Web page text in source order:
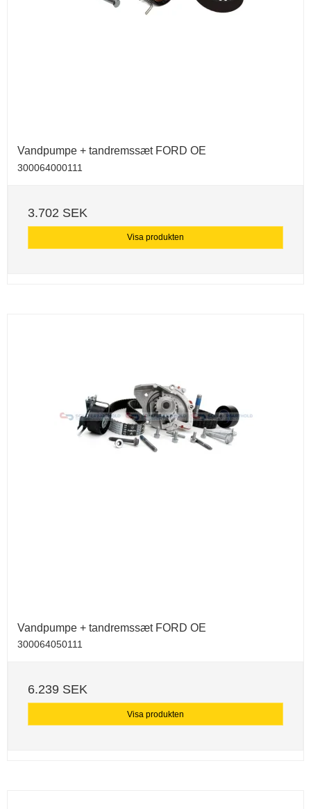
Vandpumpe + tandremssæt FORD OE
300064000111
3.702 SEK
Visa produkten
Vandpumpe + tandremssæt FORD OE
300064050111
6.239 SEK
Visa produkten